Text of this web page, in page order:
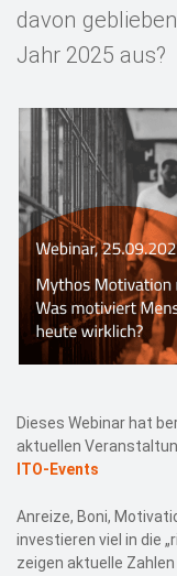
davon
Jahr 2025 aus?
Dieses Webinar hat
aktuellen
ITO-Events
Anreize, Boni,
investieren viel in die
zeigen aktuelle